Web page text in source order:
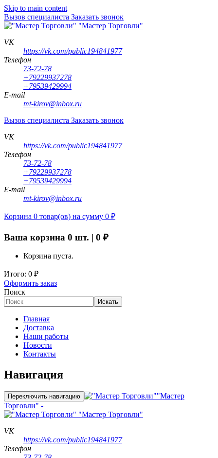
Skip to main content
Вызов специалиста Заказать звонок
"Мастер Торговли"
VK
https://vk.com/public194841977
Телефон
73-72-78
+79229937278
+79539429994
E-mail
mt-kirov@inbox.ru
Вызов специалиста Заказать звонок
VK
https://vk.com/public194841977
Телефон
73-72-78
+79229937278
+79539429994
E-mail
mt-kirov@inbox.ru
Корзина 0 товар(ов) на сумму 0 ₽
Ваша корзина 0 шт. | 0 ₽
Корзина пуста.
Итого: 0 ₽
Оформить заказ
Поиск
Искать
Главная
Доставка
Наши работы
Новости
Контакты
Навигация
Переключить навигацию
"Мастер
Торговли" -
"Мастер Торговли"
VK
https://vk.com/public194841977
Телефон